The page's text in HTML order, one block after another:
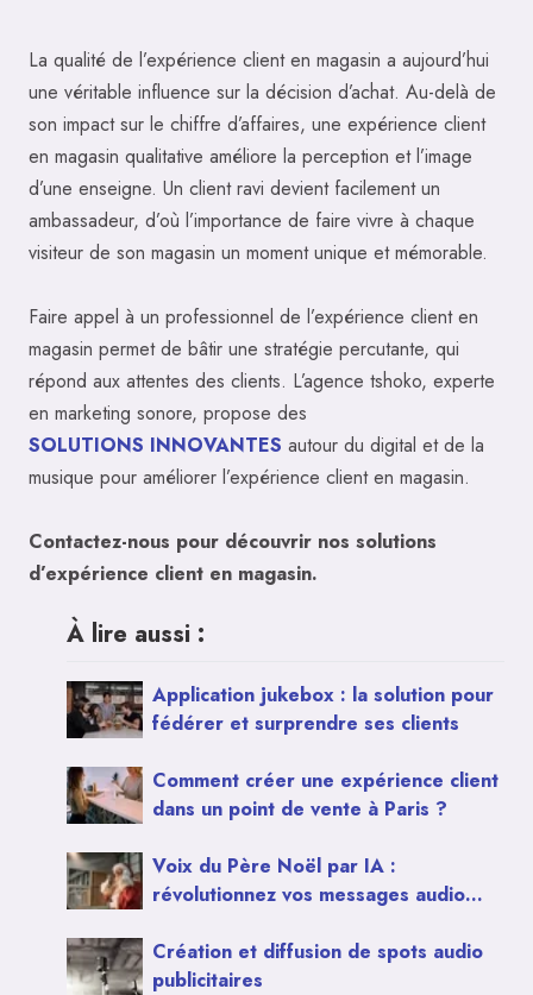
La qualité de l’expérience client en magasin a aujourd’hui
une véritable influence sur la décision d’achat. Au-delà de
son impact sur le chiffre d’affaires, une expérience client
en magasin qualitative améliore la perception et l’image
d’une enseigne. Un client ravi devient facilement un
ambassadeur, d’où l’importance de faire vivre à chaque
visiteur de son magasin un moment unique et mémorable.
Faire appel à un professionnel de l’expérience client en
magasin permet de bâtir une stratégie percutante, qui
répond aux attentes des clients. L’agence tshoko, experte
en marketing sonore, propose des
SOLUTIONS INNOVANTES autour du digital et de la
musique pour améliorer l’expérience client en magasin.
Contactez-nous pour découvrir nos solutions
d’expérience client en magasin.
À lire aussi :
Application jukebox : la solution pour
fédérer et surprendre ses clients
Comment créer une expérience client
dans un point de vente à Paris ?
Voix du Père Noël par IA :
révolutionnez vos messages audio
Création et diffusion de spots audio
publicitaires